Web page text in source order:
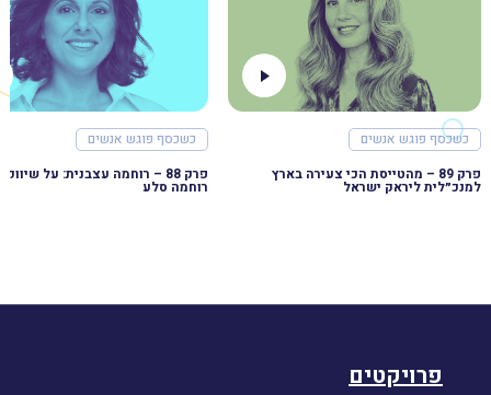
כשכסף פוגש אנשים
פרק 89 – מהטייסת הכי צעירה בארץ
למנכ״לית ליראק ישראל
כשכסף פוגש אנשים
רוחמה סלע
פרויקטים